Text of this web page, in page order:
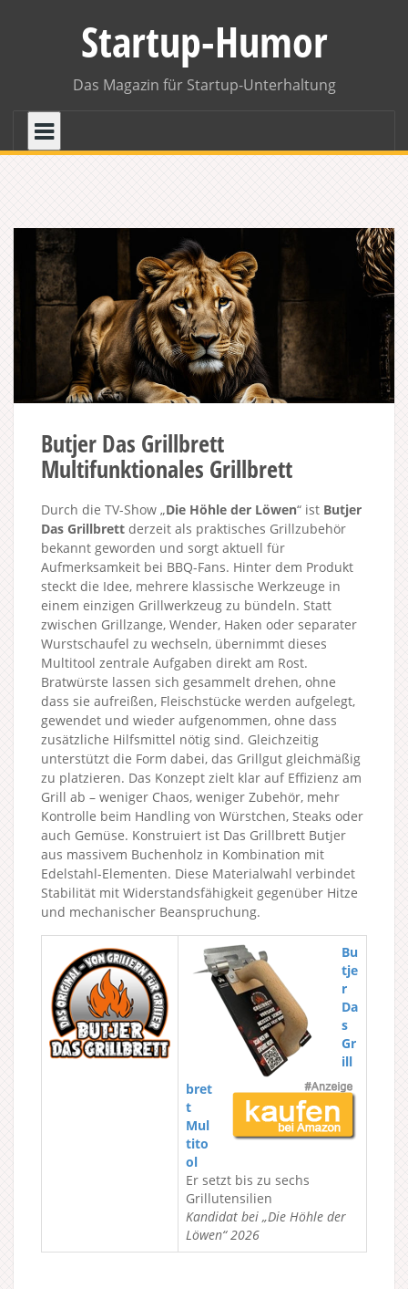
Startup-Humor
Das Magazin für Startup-Unterhaltung
Butjer Das Grillbrett
Multifunktionales Grillbrett
Durch die TV-Show „Die Höhle der Löwen“ ist Butjer
Das Grillbrett derzeit als praktisches Grillzubehör
bekannt geworden und sorgt aktuell für
Aufmerksamkeit bei BBQ-Fans. Hinter dem Produkt
steckt die Idee, mehrere klassische Werkzeuge in
einem einzigen Grillwerkzeug zu bündeln. Statt
zwischen Grillzange, Wender, Haken oder separater
Wurstschaufel zu wechseln, übernimmt dieses
Multitool zentrale Aufgaben direkt am Rost.
Bratwürste lassen sich gesammelt drehen, ohne
dass sie aufreißen, Fleischstücke werden aufgelegt,
gewendet und wieder aufgenommen, ohne dass
zusätzliche Hilfsmittel nötig sind. Gleichzeitig
unterstützt die Form dabei, das Grillgut gleichmäßig
zu platzieren. Das Konzept zielt klar auf Effizienz am
Grill ab – weniger Chaos, weniger Zubehör, mehr
Kontrolle beim Handling von Würstchen, Steaks oder
auch Gemüse. Konstruiert ist Das Grillbrett Butjer
aus massivem Buchenholz in Kombination mit
Edelstahl-Elementen. Diese Materialwahl verbindet
Stabilität mit Widerstandsfähigkeit gegenüber Hitze
und mechanischer Beanspruchung.
Bu
tje
r
Da
s
Gr
ill
bret
t
Mul
tito
ol
Er setzt bis zu sechs
Grillutensilien
Kandidat bei „Die Höhle der
Löwen“ 2026